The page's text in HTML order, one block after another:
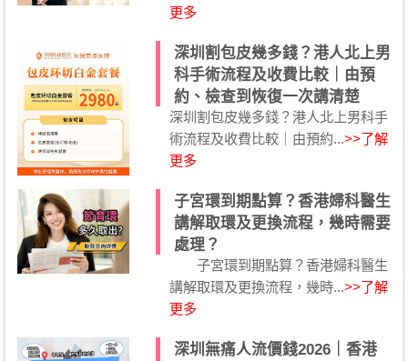
更多
深圳割包皮幾多錢？港人北上男
科手術流程及收費比較｜由預
約、檢查到恢復一次講清楚
深圳割包皮幾多錢？港人北上男科手
術流程及收費比較｜由預約...>>了解
更多
子宮環到期點算？香港婦科醫生
講解取環及更換流程，幾時需要
處理？
子宮環到期點算？香港婦科醫生
講解取環及更換流程，幾時...>>了解
更多
深圳無痛人流價錢2026｜香港